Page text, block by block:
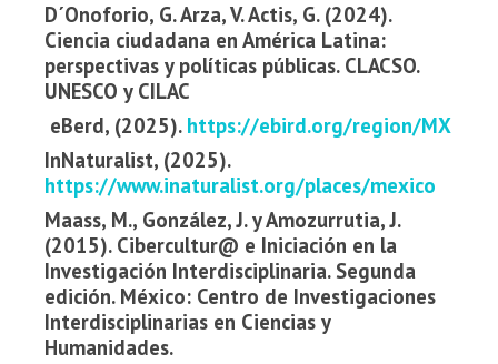
D´Onoforio, G. Arza, V. Actis, G. (2024).
Ciencia ciudadana en América Latina:
perspectivas y políticas públicas. CLACSO.
UNESCO y CILAC
eBerd, (2025). https://ebird.org/region/MX
InNaturalist, (2025).
https://www.inaturalist.org/places/mexico
Maass, M., González, J. y Amozurrutia, J.
(2015). Cibercultur@ e Iniciación en la
Investigación Interdisciplinaria. Segunda
edición. México: Centro de Investigaciones
Interdisciplinarias en Ciencias y
Humanidades.